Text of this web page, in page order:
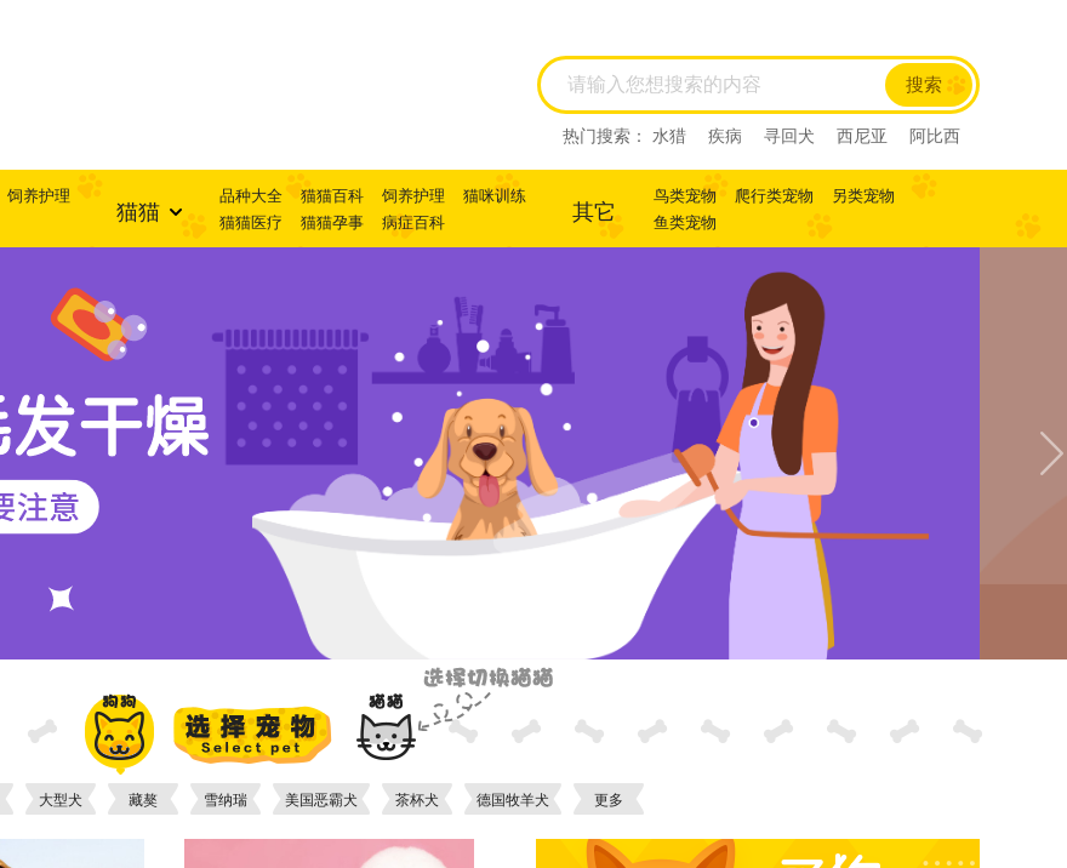
搜索
热门搜索： 水猎 疾病 寻回犬 西尼亚
阿比西
饲养护理
猫猫 品种大全 猫猫百科 饲养护理
猫咪训练
猫猫医疗
猫猫孕事 病症百科 其它 鸟类宠物 爬行类宠物
另类宠物
鱼类宠物
大型犬 藏獒 雪纳瑞 美国恶霸犬 茶杯犬 德国牧羊犬 更多